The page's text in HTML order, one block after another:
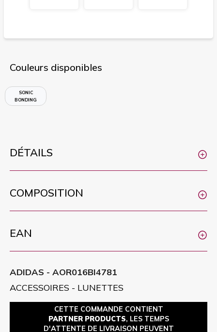
Couleurs disponibles
SONIC
BONDING
RED
DÉTAILS
COMPOSITION
EAN
ADIDAS - AOR016BI4781
ACCESSOIRES - LUNETTES
CETTE COMMANDE CONTIENT
PARTNER PRODUCTS, LES TEMPS
D'ATTENTE DE LIVRAISON PEUVENT